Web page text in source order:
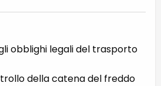
obblighi legali del trasporto
della catena del freddo